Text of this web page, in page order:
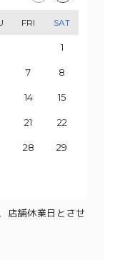
FRI SAT
1
7 8
14 15
21 22
28 29
FRI SAT
5
11 12
18 19
25 26
FRI SAT
3
9 10
16 17
23 24
30 31
FRI SAT
7
13 14
20 21
27 28
店舗休業日とさせ